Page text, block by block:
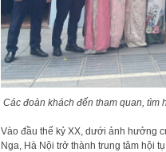
Các đoàn khách đến tham quan, tìm
Vào đầu thế kỷ XX, dưới ảnh hưởng
Nga, Hà Nội trở thành trung tâm hội